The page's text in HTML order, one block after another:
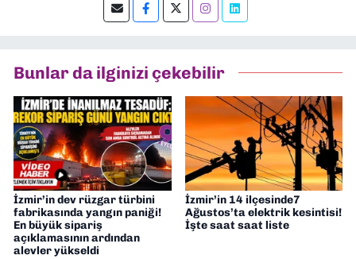
editörlük yapıyorum.
Bunlar da ilginizi çekebilir
İzmir’in dev rüzgar türbini
fabrikasında yangın paniği!
En büyük sipariş
açıklamasının ardından
alevler yükseldi
İzmir’in 14 ilçesinde7
Ağustos’ta elektrik kesintisi!
İşte saat saat liste